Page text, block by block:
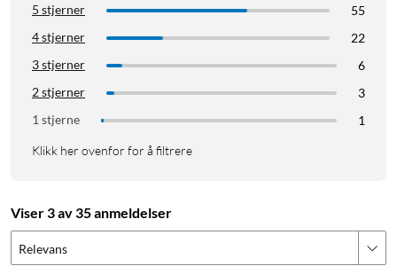
5 stjerner
55
4 stjerner
22
3 stjerner
6
2 stjerner
3
1 stjerne
1
Klikk her ovenfor for å filtrere
Viser 3 av 35 anmeldelser
Relevans